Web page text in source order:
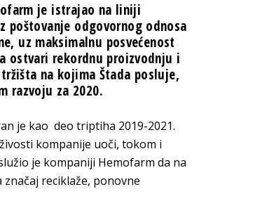
je istrajao na liniji
poštovanje odgovornog odnosa
uz maksimalnu posvećenost
ostvari rekordnu proizvodnju i
na kojima Štada posluje,
razvoju za 2020.
je kao deo triptiha 2019-2021.
kompanije uoči, tokom i
je kompaniji Hemofarm da na
reciklaže, ponovne